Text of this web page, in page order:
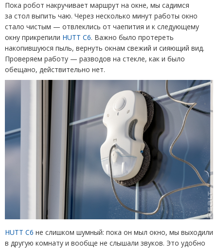
Пока робот накручивает маршрут на окне, мы садимся
за стол выпить чаю. Через несколько минут работы окно
стало чистым — отвлеклись от чаепития и к следующему
окну прикрепили HUTT C6. Важно было протереть
накопившуюся пыль, вернуть окнам свежий и сияющий вид.
Проверяем работу — разводов на стекле, как и было
обещано, действительно нет.
HUTT C6 не слишком шумный: пока он мыл окно, мы выходили
в другую комнату и вообще не слышали звуков. Это удобно